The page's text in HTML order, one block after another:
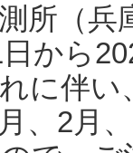
所（
から
に伴い
、2月